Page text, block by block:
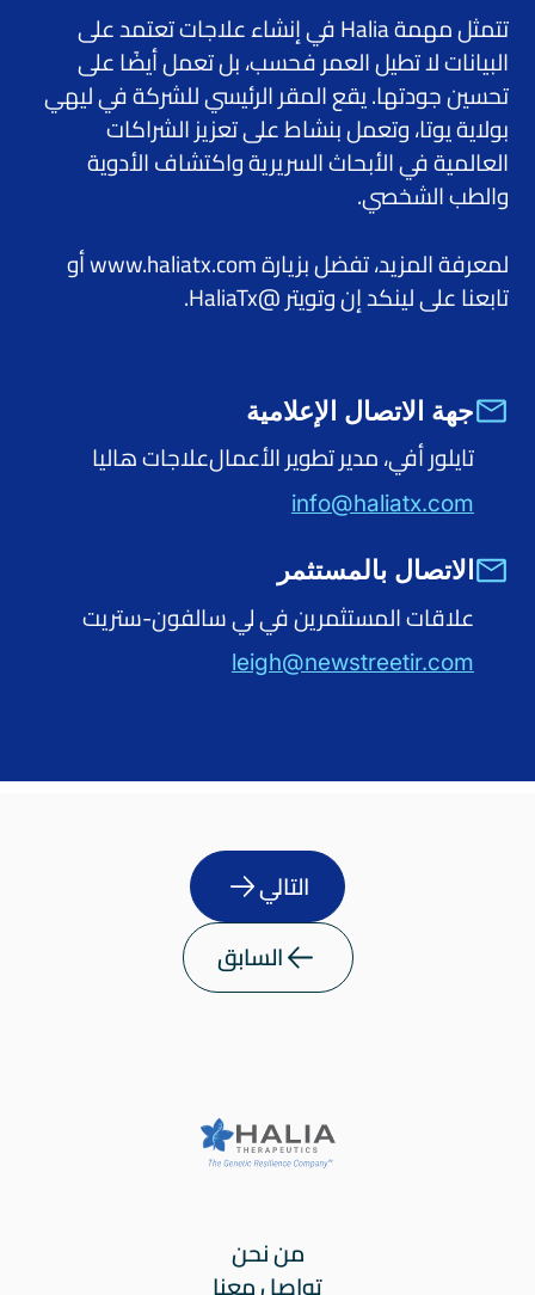
تتمثل مهمة Halia في إنشاء علاجات تعتمد على
البيانات لا تطيل العمر فحسب، بل تعمل أيضًا على
تحسين جودتها. يقع المقر الرئيسي للشركة في ليهي
بولاية يوتا، وتعمل بنشاط على تعزيز الشراكات
العالمية في الأبحاث السريرية واكتشاف الأدوية
والطب الشخصي.
لمعرفة المزيد، تفضل بزيارة www.haliatx.com أو
تابعنا على لينكد إن وتويتر @HaliaTx.
جهة الاتصال الإعلامية
تايلور أفي، مدير تطوير الأعمال علاجات هاليا
info@haliatx.com
الاتصال بالمستثمر
علاقات المستثمرين في لي سالفون-ستريت
leigh@newstreetir.com
السابق
التالي
من نحن